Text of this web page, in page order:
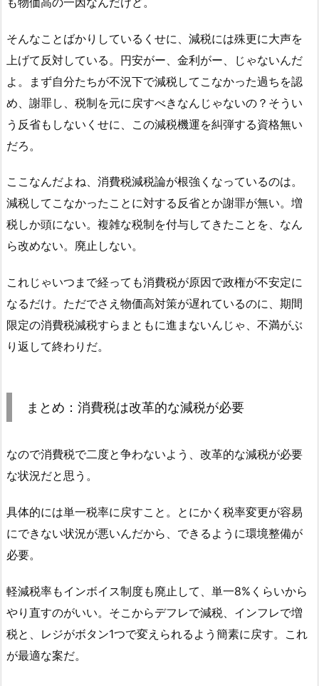
そんなことばかりしているくせに、減税には殊更に大声を
上げて反対している。円安がー、金利がー、じゃないんだ
よ。まず自分たちが不況下で減税してこなかった過ちを認
め、謝罪し、税制を元に戻すべきなんじゃないの？そうい
う反省もしないくせに、この減税機運を糾弾する資格無い
だろ。
ここなんだよね、消費税減税論が根強くなっているのは。
減税してこなかったことに対する反省とか謝罪が無い。増
税しか頭にない。複雑な税制を付与してきたことを、なん
ら改めない。廃止しない。
これじゃいつまで経っても消費税が原因で政権が不安定に
なるだけ。ただでさえ物価高対策が遅れているのに、期間
限定の消費税減税すらまともに進まないんじゃ、不満がぶ
り返して終わりだ。
まとめ：消費税は改革的な減税が必要
なので消費税で二度と争わないよう、改革的な減税が必要
な状況だと思う。
具体的には単一税率に戻すこと。とにかく税率変更が容易
にできない状況が悪いんだから、できるように環境整備が
必要。
軽減税率もインボイス制度も廃止して、単一8%くらいから
やり直すのがいい。そこからデフレで減税、インフレで増
税と、レジがボタン1つで変えられるよう簡素に戻す。これ
が最適な案だ。